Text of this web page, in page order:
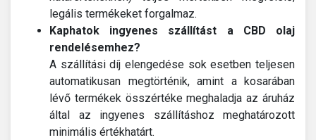
legális termékeket forgalmaz.
Kaphatok ingyenes szállítást a CBD olaj
rendelésemhez?
A szállítási díj elengedése sok esetben teljesen
automatikusan megtörténik, amint a kosarában
lévő termékek összértéke meghaladja az áruház
által az ingyenes szállításhoz meghatározott
minimális értékhatárt.